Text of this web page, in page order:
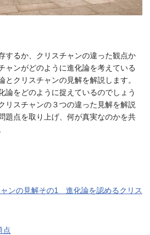
するか、クリスチャンの違った観点か
ャンがどのように進化論を考えている
とクリスチャンの見解を解説します。
論をどのように捉えているのでしょう
リスチャンの３つの違った見解を解説
題点を取り上げ、何が真実なのかを共
ンの見解その1 進化論を認めるクリス
点